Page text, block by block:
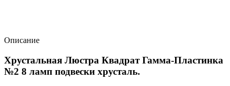
Описание
Хрустальная Люстра Квадрат Гамма-Пластинка
№2 8 ламп подвески хрусталь.